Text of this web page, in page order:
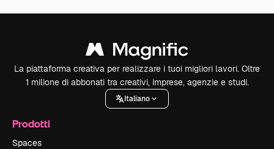
La piattaforma creativa per realizzare i tuoi migliori lavori. Oltre
1 milione di abbonati tra creativi, imprese, agenzie e studi.
Italiano
Prodotti
Spaces